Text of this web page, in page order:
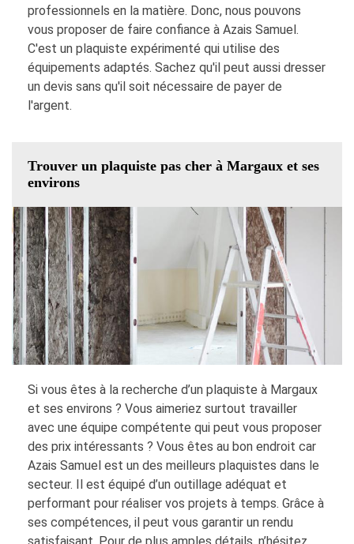
professionnels en la matière. Donc, nous pouvons
vous proposer de faire confiance à Azais Samuel.
C'est un plaquiste expérimenté qui utilise des
équipements adaptés. Sachez qu'il peut aussi dresser
un devis sans qu'il soit nécessaire de payer de
l'argent.
Trouver un plaquiste pas cher à Margaux et ses
environs
Si vous êtes à la recherche d’un plaquiste à Margaux
et ses environs ? Vous aimeriez surtout travailler
avec une équipe compétente qui peut vous proposer
des prix intéressants ? Vous êtes au bon endroit car
Azais Samuel est un des meilleurs plaquistes dans le
secteur. Il est équipé d’un outillage adéquat et
performant pour réaliser vos projets à temps. Grâce à
ses compétences, il peut vous garantir un rendu